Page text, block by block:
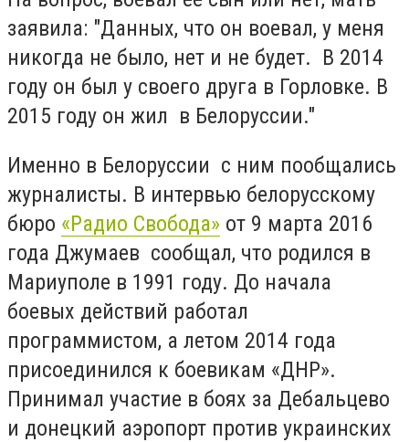
заявила: "Данных, что он воевал, у меня
никогда не было, нет и не будет. В 2014
году он был у своего друга в Горловке. В
2015 году он жил в Белоруссии."
Именно в Белоруссии с ним пообщались
журналисты. В интервью белорусскому
бюро «Радио Свобода» от 9 марта 2016
года Джумаев сообщал, что родился в
Мариуполе в 1991 году. До начала
боевых действий работал
программистом, а летом 2014 года
присоединился к боевикам «ДНР».
Принимал участие в боях за Дебальцево
и донецкий аэропорт против украинских